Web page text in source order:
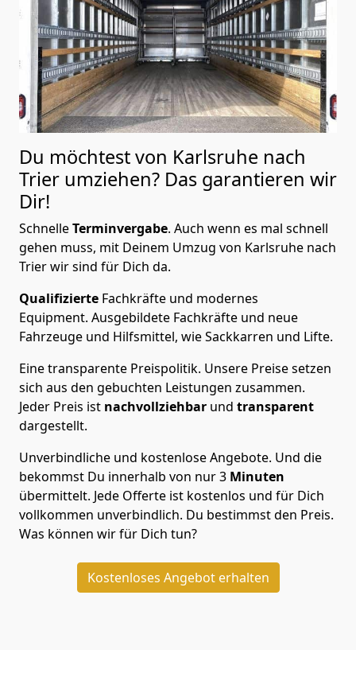
Du möchtest von Karlsruhe nach
Trier umziehen? Das garantieren wir
Dir!
SchnelleTerminvergabe. Auch wenn es mal schnell
gehen muss, mit Deinem Umzug von Karlsruhe nach
Trier wir sind für Dich da.
Qualifizierte Fachkräfte und modernes
Equipment. Ausgebildete Fachkräfte und neue
Fahrzeuge und Hilfsmittel, wie Sackkarren und Lifte.
Eine transparente Preispolitik. Unsere Preise setzen
sich aus den gebuchten Leistungen zusammen.
Jeder Preis ist nachvollziehbar und transparent
dargestellt.
Unverbindliche und kostenlose Angebote. Und die
bekommst Du innerhalb von nur3 Minuten
übermittelt. Jede Offerte ist kostenlos und für Dich
vollkommen unverbindlich. Du bestimmst den Preis.
Was können wir für Dich tun?
Kostenloses Angebot erhalten